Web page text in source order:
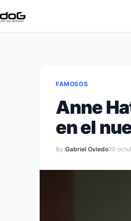
FAMOSOS
Anne
en el
By Gabriel Oviedo20